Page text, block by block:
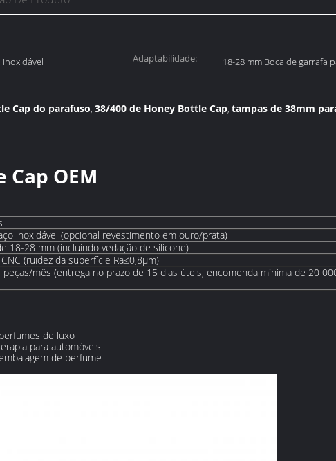
inoxidável Adaptabilidade:
18-28 mm Boca de garrafa
Cap do parafuso, 38/400 de Honey Bottle Cap, tampas de 38mm
OEM
inoxidável (opcional revestimento em ouro/prata)
18-28 mm (incluindo vedação de silicone)
(ruidez da superfície Ra≤0,8μm)
mês (entrega no prazo de 15 dias úteis, encomenda mínima de 20
de luxo
para automóveis
de perfume